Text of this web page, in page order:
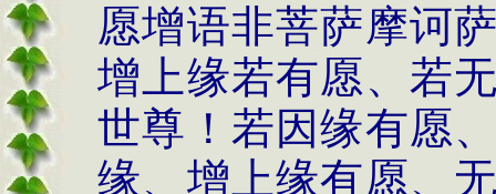
愿增语非菩萨摩诃
增上缘若有愿、若
世尊！若因缘有愿
缘、增上缘有愿、